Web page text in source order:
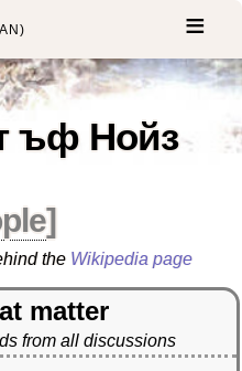
ъф Нойз
]
the Wikipedia page
matter
from all discussions